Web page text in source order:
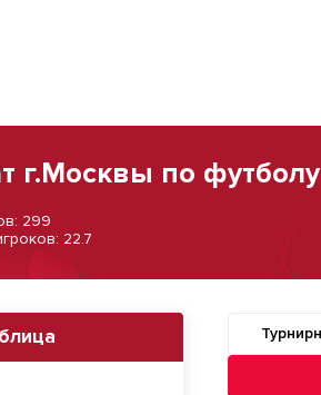
г.Москвы по
299
22.7
Навигация